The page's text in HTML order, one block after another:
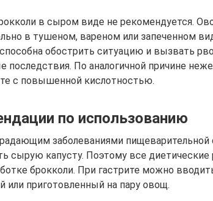
в сыром виде не рекомендуется.
в тушеном, вареном или запеченном
обострить ситуацию и вызвать
последствия. По аналогичной причине
с повышенной кислотностью.
по использованию
заболеваниями пищеварительной
сырую капусту. Поэтому все
брокколи. При гастрите можно
или приготовленный на пару овощ.